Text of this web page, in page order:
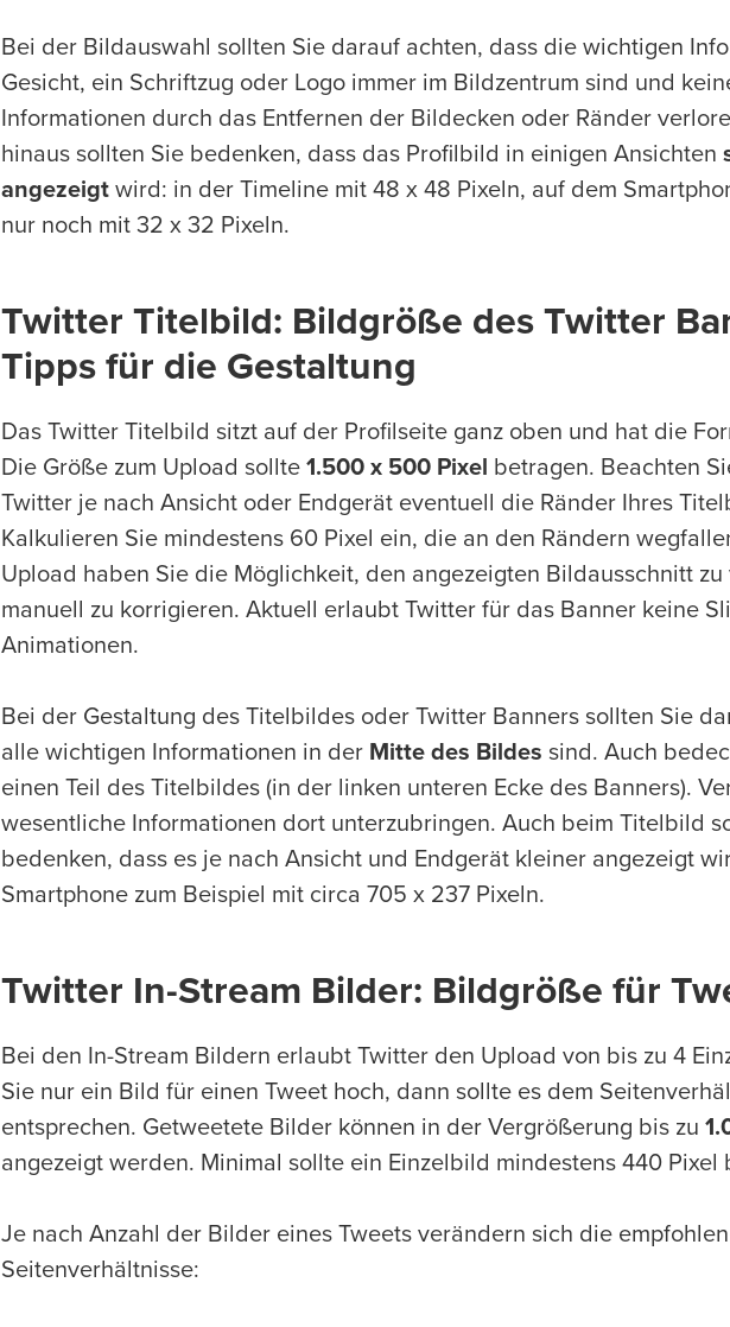
Bei der Bildauswahl sollten Sie darauf achten, dass die wichtigen
Gesicht, ein Schriftzug oder Logo immer im Bildzentrum sind und
Informationen durch das Entfernen der Bildecken oder Ränder
hinaus sollten Sie bedenken, dass das Profilbild in einigen Ansichten
angezeigt wird: in der Timeline mit 48 x 48 Pixeln, auf dem
nur noch mit 32 x 32 Pixeln.
Twitter Titelbild: Bildgröße des Twitter
Tipps für die Gestaltung
Das Twitter Titelbild sitzt auf der Profilseite ganz oben und hat die
Die Größe zum Upload sollte 1.500 x 500 Pixel
betragen. Beachten
Twitter je nach Ansicht oder Endgerät eventuell die Ränder Ihres
Kalkulieren Sie mindestens 60 Pixel ein, die an den Rändern
Upload haben Sie die Möglichkeit, den angezeigten Bildausschnitt
manuell zu korrigieren. Aktuell erlaubt Twitter für das Banner keine
Animationen.
Bei der Gestaltung des Titelbildes oder Twitter Banners sollten Sie
alle wichtigen Informationen in der Mitte des Bildes sind. Auch
einen Teil des Titelbildes (in der linken unteren Ecke des Banners).
wesentliche Informationen dort unterzubringen. Auch beim Titelbild
bedenken, dass es je nach Ansicht und Endgerät kleiner angezeigt
Smartphone zum Beispiel mit circa 705 x 237 Pixeln.
Twitter In-Stream Bilder: Bildgröße für
Bei den In-Stream Bildern erlaubt Twitter den Upload von bis zu 4
Sie nur ein Bild für einen Tweet hoch, dann sollte es dem
entsprechen. Getweetete Bilder können in der Vergrößerung bis zu
angezeigt werden. Minimal sollte ein Einzelbild mindestens 440 Pixel
Je nach Anzahl der Bilder eines Tweets verändern sich die
Seitenverhältnisse: